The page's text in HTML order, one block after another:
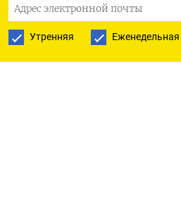
Утренняя Еженедельная
ПОДПИШИТЕСЬ НА НАШУ РАССЫЛКУ